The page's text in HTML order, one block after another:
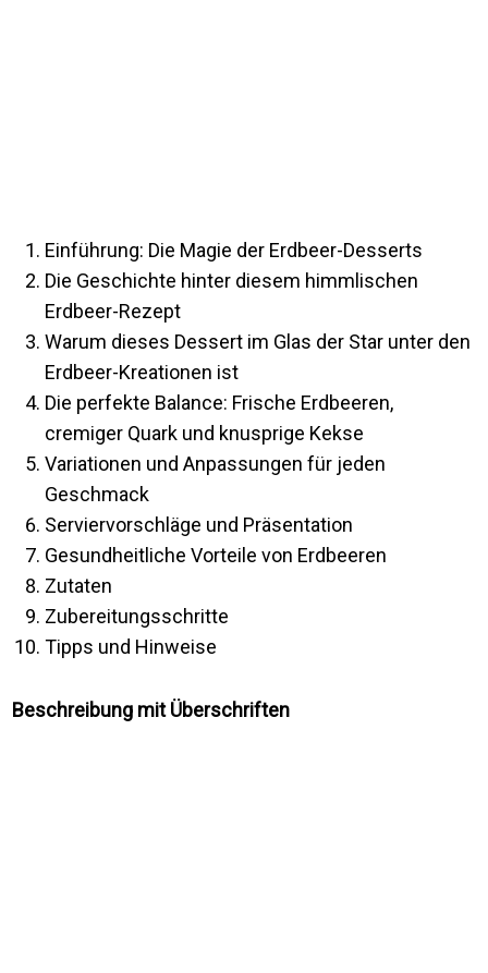
Einführung: Die Magie der Erdbeer-Desserts
Die Geschichte hinter diesem himmlischen
Erdbeer-Rezept
Warum dieses Dessert im Glas der Star unter den
Erdbeer-Kreationen ist
Die perfekte Balance: Frische Erdbeeren,
cremiger Quark und knusprige Kekse
Variationen und Anpassungen für jeden
Geschmack
Serviervorschläge und Präsentation
Gesundheitliche Vorteile von Erdbeeren
Zutaten
Zubereitungsschritte
Tipps und Hinweise
Beschreibung mit Überschriften